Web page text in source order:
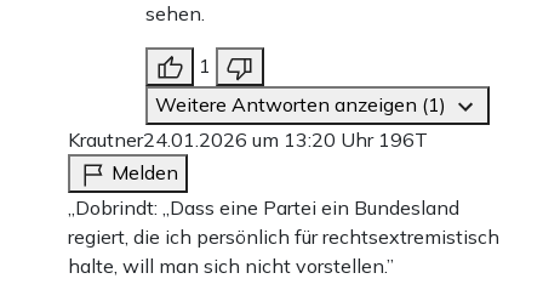
sehen.
1
Weitere Antworten anzeigen (1)
Krautner24.01.2026 um 13:20 Uhr 196T
Melden
„Dobrindt: „Dass eine Partei ein Bundesland
regiert, die ich persönlich für rechtsextremistisch
halte, will man sich nicht vorstellen.”